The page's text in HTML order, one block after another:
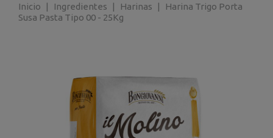
Inicio Ingredientes Harinas
Harina Trigo Porta
Susa Pasta Tipo 00 - 25Kg